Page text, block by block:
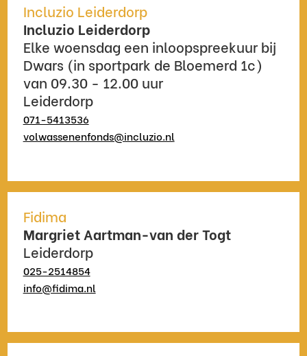
Incluzio Leiderdorp
Incluzio Leiderdorp
Elke woensdag een inloopspreekuur bij
Dwars (in sportpark de Bloemerd 1c)
van 09.30 - 12.00 uur
Leiderdorp
071-5413536
volwassenenfonds@incluzio.nl
Fidima
Margriet Aartman-van der Togt
Leiderdorp
025-2514854
info@fidima.nl